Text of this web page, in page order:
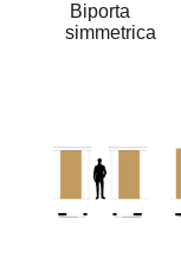
Biporta
simmetrica